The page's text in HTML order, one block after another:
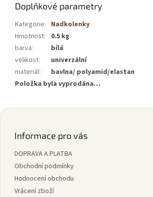
Doplňkové parametry
Kategorie: Nadkolenky
Hmotnost:
0.5 kg
barva:
bílá
velikost:
univerzální
materiál:
bavlna/ polyamid/elastan
Položka byla vyprodána…
Z
Informace pro vás
DOPRAVA A PLATBA
Obchodní podmínky
Hodnocení obchodu
Vrácení zboží